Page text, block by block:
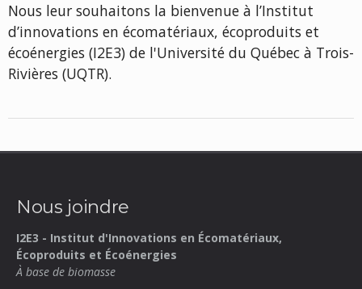
Nous leur souhaitons la bienvenue à l’Institut
d’innovations en écomatériaux, écoproduits et
écoénergies (I2E3) de l'Université du Québec à Trois-
Rivières (UQTR).
Nous joindre
I2E3 - Institut d'Innovations en Écomatériaux,
Écoproduits et Écoénergies
À base de biomasse